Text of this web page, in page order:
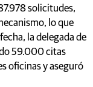
solicitudes,
lo que
la delegada de
59.000 citas
oficinas y aseguró